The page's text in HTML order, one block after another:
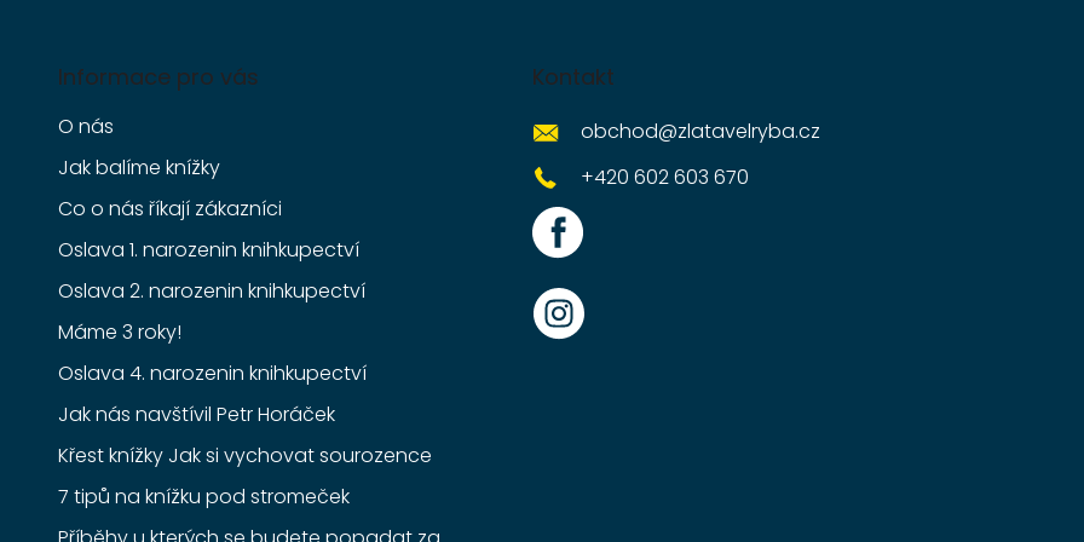
Informace pro vás
O nás
Jak balíme knížky
Co o nás říkají zákazníci
Oslava 1. narozenin knihkupectví
Oslava 2. narozenin knihkupectví
Máme 3 roky!
Oslava 4. narozenin knihkupectví
Jak nás navštívil Petr Horáček
Křest knížky Jak si vychovat sourozence
7 tipů na knížku pod stromeček
Kontakt
obchod@zlatavelryba.cz
+420 602 603 670